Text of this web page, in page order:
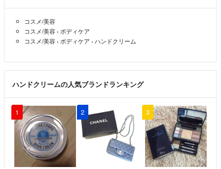
コスメ/美容
コスメ/美容 › ボディケア
コスメ/美容 › ボディケア › ハンドクリーム
ハンドクリームの人気ブランドランキング
1 2 3